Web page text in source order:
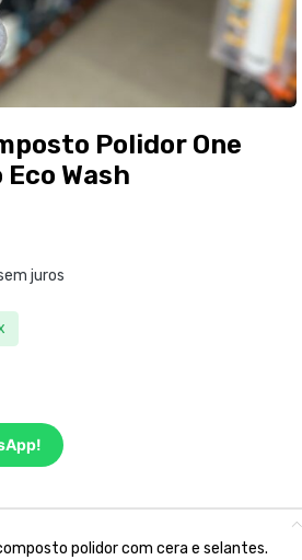
Polidor One
Wash
juros
polidor com cera e selantes.